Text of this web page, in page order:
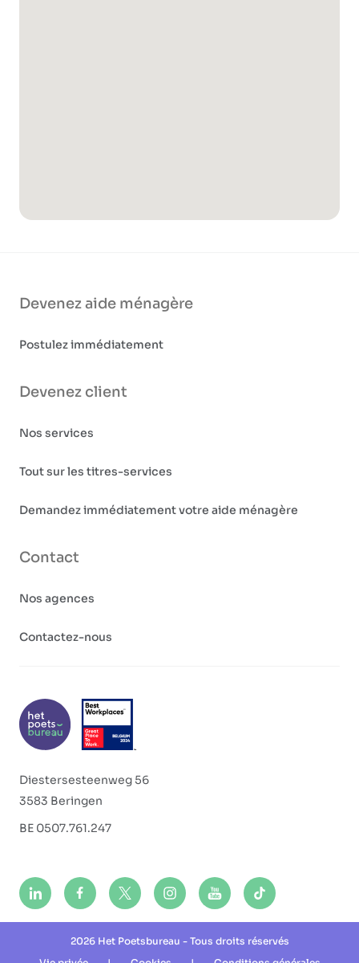
Diestersesteenweg 56
3583 Beringen
BE 0507.761.247
Devenez aide ménagère
Postulez immédiatement
Devenez client
Nos services
Tout sur les titres-services
Demandez immédiatement votre aide ménagère
Contact
Nos agences
Contactez-nous
2026 Het Poetsbureau - Tous droits réservés